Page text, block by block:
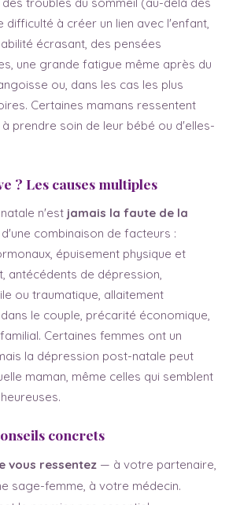
difficulté à créer un lien avec l'enfant,
écrasant, des pensées
une grande fatigue même après du
ou, dans les cas les plus
Certaines mamans ressentent
prendre soin de leur bébé ou d'elles-
? Les causes multiples
n'est jamais la faute de la
d'une combinaison de facteurs :
épuisement physique et
antécédents de dépression,
ou traumatique, allaitement
le couple, précarité économique,
Certaines femmes ont un
la dépression post-natale peut
maman, même celles qui semblent
concrets
vous ressentez — à votre partenaire,
sage-femme, à votre médecin.